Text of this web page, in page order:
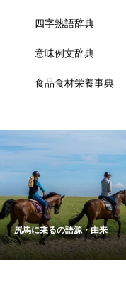
四字熟語辞典
意味例文辞典
食品食材栄養事典
尻馬に乗るの語源・由来